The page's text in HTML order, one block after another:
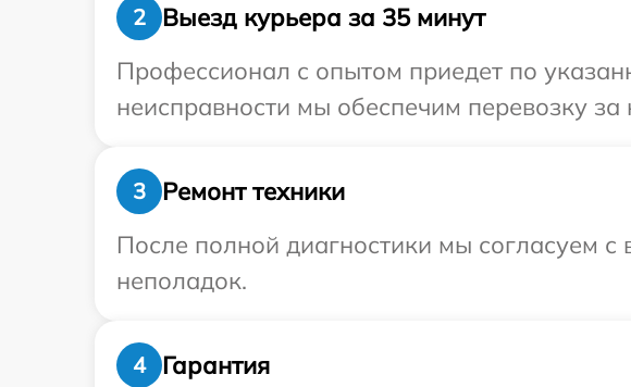
2
Выезд курьера за 35 минут
Профессионал с опытом приедет по
неисправности мы обеспечим перевозку
3
Ремонт техники
После полной диагностики мы согласуем
неполадок.
4
Гарантия